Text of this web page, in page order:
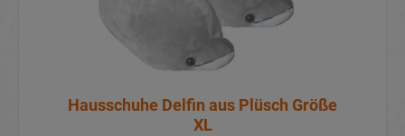
Hausschuhe Delfin aus Plüsch Größe
XL